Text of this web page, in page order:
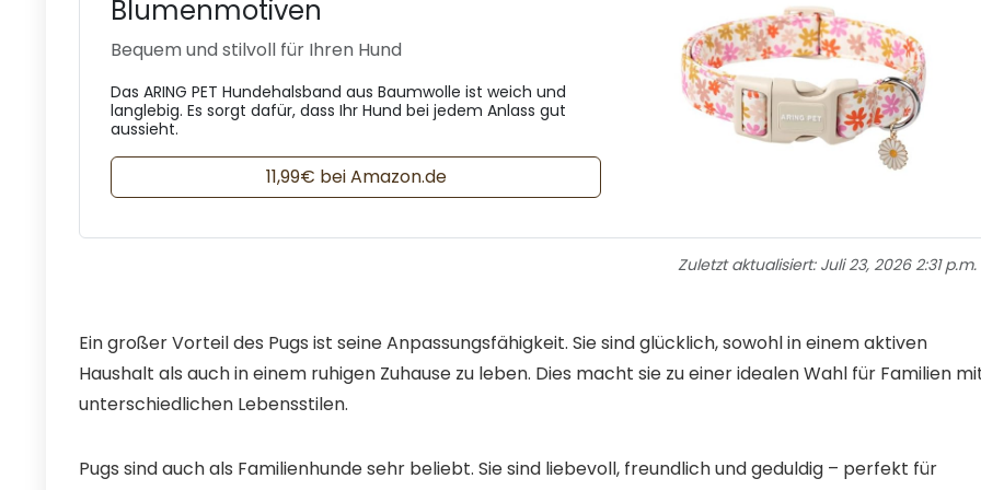
Blumenmotiven
Bequem und stilvoll für Ihren Hund
Das ARING PET Hundehalsband aus Baumwolle ist weich und
langlebig. Es sorgt dafür, dass Ihr Hund bei jedem Anlass gut
aussieht.
11,99€ bei Amazon.de
Zuletzt aktualisiert: Juli 23, 2026 2:31 p.m.
Ein großer Vorteil des Pugs ist seine Anpassungsfähigkeit. Sie sind glücklich, sowohl in einem aktiven
Haushalt als auch in einem ruhigen Zuhause zu leben. Dies macht sie zu einer idealen Wahl für Familien
unterschiedlichen Lebensstilen.
Pugs sind auch als Familienhunde sehr beliebt. Sie sind liebevoll, freundlich und geduldig – perfekt für